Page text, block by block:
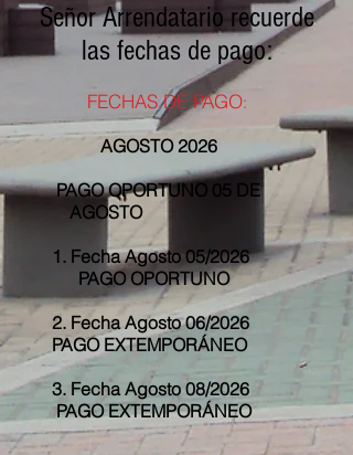
Señor Arrendatario recuerde
las fechas de pago:
FECHAS DE PAGO:
AGOSTO2026
PAGO OPORTUNO 05 DE
AGOSTO
1. Fecha Agosto 05/2026
PAGO OPORTUNO
2. FechaAgosto06/2026
PAGO EXTEMPORÁNEO
3. FechaAgosto 08/2026
PAGOEXTEMPORÁNEO